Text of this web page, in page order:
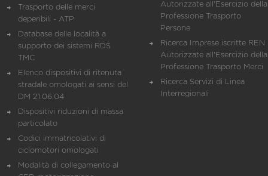
Trasporto delle merci
deperibili - ATP
Database delle località a
supporto dei sistemi RDS
TMC
Elenco dispositivi di ritenuta
stradale omologati ai sensi del
DM 21.06.04
Dispositivi riduzioni di massa
particolato
Codici immatricolativi di
ciclomotori omologati
Modalità di collegamento al
Autorizzate all'Esercizio della
Professione Trasporto
Persone
Ricerca Imprese iscritte REN
Autorizzate all'Esercizio della
Professione Trasporto Merci
Ricerca Servizi di Linea
Interregionali